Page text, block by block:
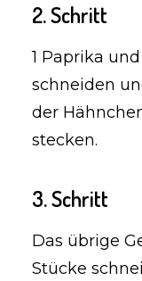
2. Schritt
1 Paprika
schneiden
der
stecken.
3. Schritt
Das übrige
Stücke